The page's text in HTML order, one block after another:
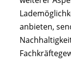
anbieten,